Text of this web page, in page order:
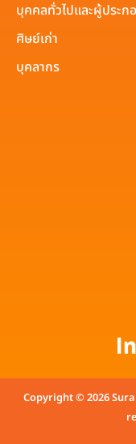
บุคคลทั่วไปและผู้ประก
ศิษย์เก่า
บุคลากร
Copyright © 2026